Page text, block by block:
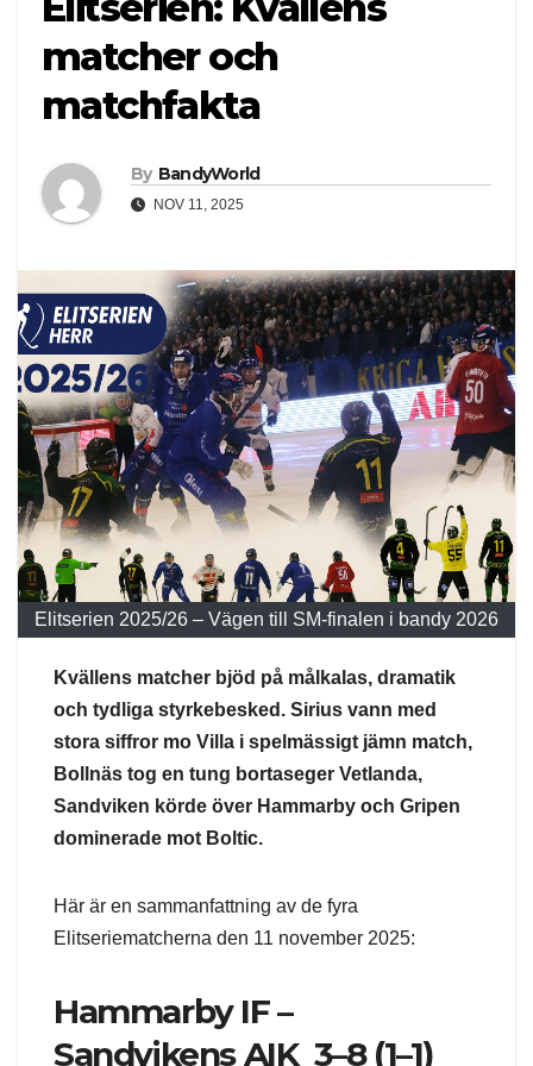
matcher och
matchfakta
By BandyWorld
NOV 11, 2025
Elitserien 2025/26 – Vägen till SM-finalen i bandy 2026
Kvällens matcher bjöd på målkalas, dramatik
och tydliga styrkebesked. Sirius vann med
stora siffror mo Villa i spelmässigt jämn match,
Bollnäs tog en tung bortaseger Vetlanda,
Sandviken körde över Hammarby och Gripen
dominerade mot Boltic.
Här är en sammanfattning av de fyra
Elitseriematcherna den 11 november 2025:
Hammarby IF –
Sandvikens AIK 3–8 (1–1)